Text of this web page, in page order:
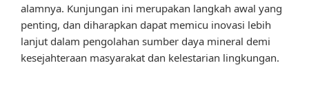
alamnya. Kunjungan ini merupakan langkah awal yang
penting, dan diharapkan dapat memicu inovasi lebih
lanjut dalam pengolahan sumber daya mineral demi
kesejahteraan masyarakat dan kelestarian lingkungan.